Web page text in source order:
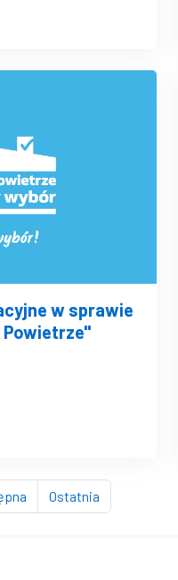
w sprawie
Powietrze"
stronaOstatnia